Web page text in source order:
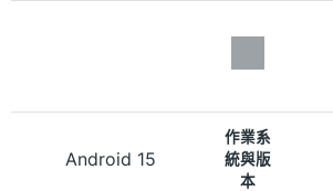
Android 15
作業系
統與版
本